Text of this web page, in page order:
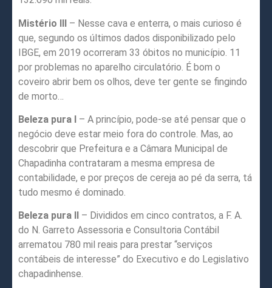
Mistério III – Nesse cava e enterra, o mais curioso é
que, segundo os últimos dados disponibilizado pelo
IBGE, em 2019 ocorreram 33 óbitos no município. 11
por problemas no aparelho circulatório. É bom o
coveiro abrir bem os olhos, deve ter gente se fingindo
de morto…
Beleza pura I – A princípio, pode-se até pensar que o
negócio deve estar meio fora do controle. Mas, ao
descobrir que Prefeitura e a Câmara Municipal de
Chapadinha contrataram a mesma empresa de
contabilidade, e por preços de cereja ao pé da serra, tá
tudo mesmo é dominado.
Beleza pura II
– Divididos em cinco contratos, a F. A.
do N. Garreto Assessoria e Consultoria Contábil
arrematou 780 mil reais para prestar “serviços
contábeis de interesse” do Executivo e do Legislativo
chapadinhense.